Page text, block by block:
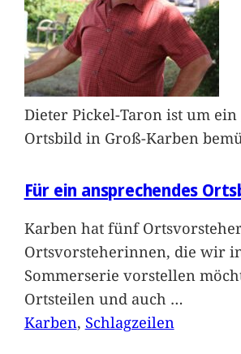
Dieter Pickel-Taron ist um ein
Ortsbild in Groß-Karben
Für ein ansprechendes
Karben hat fünf
Ortsvorsteherinnen, die wir
Sommerserie vorstellen
Ortsteilen und auch …
Karben, Schlagzeilen